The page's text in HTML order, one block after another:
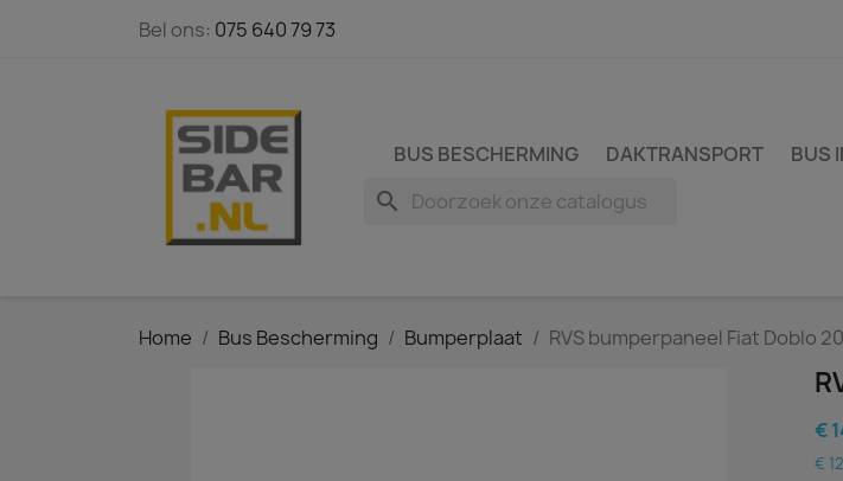
Bel ons: 075 640 79 73
BUS BESCHERMING DAKTRANSPORT BUS
search
Home Bus Bescherming Bumperplaat RVS bumperpaneel Fiat Doblo
€
€